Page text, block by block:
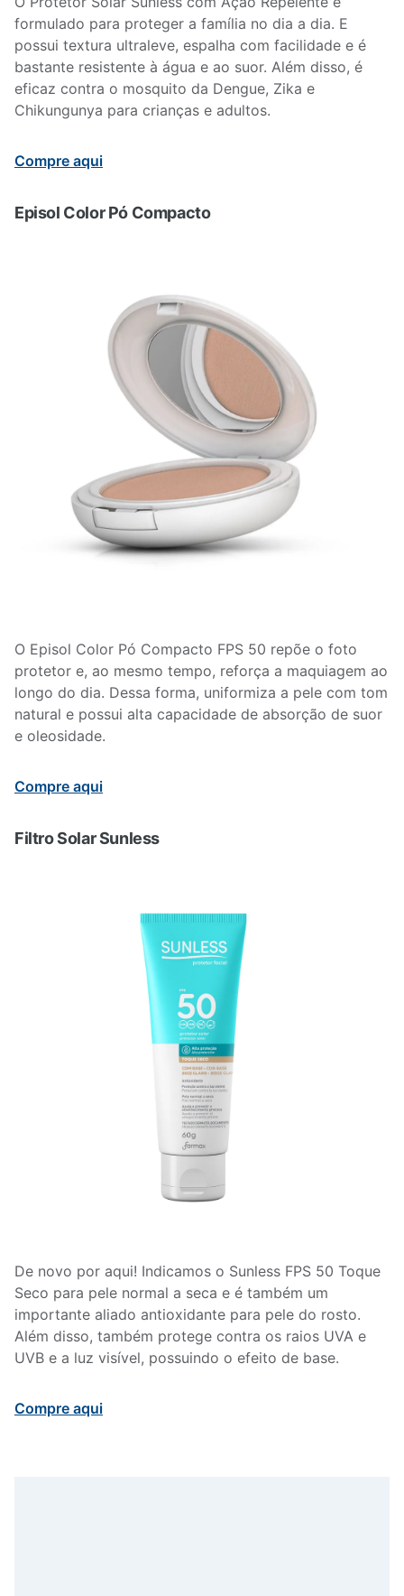
formulado para proteger a família no dia a dia. E
possui textura ultraleve, espalha com facilidade e é
bastante resistente à água e ao suor. Além disso, é
eficaz contra o mosquito da Dengue, Zika e
Chikungunya para crianças e adultos.
Compre aqui
Episol Color Pó Compacto
O Episol Color Pó Compacto FPS 50 repõe o foto
protetor e, ao mesmo tempo, reforça a maquiagem ao
longo do dia. Dessa forma, uniformiza a pele com tom
natural e possui alta capacidade de absorção de suor
e oleosidade.
Compre aqui
Filtro Solar Sunless
De novo por aqui! Indicamos o Sunless FPS 50 Toque
Seco para pele normal a seca e é também um
importante aliado antioxidante para pele do rosto.
Além disso, também protege contra os raios UVA e
UVB e a luz visível, possuindo o efeito de base.
Compre aqui